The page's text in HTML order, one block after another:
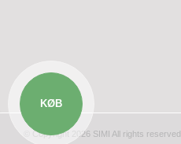
KØB
© Copyright 2026 SIMI All rights reserved.